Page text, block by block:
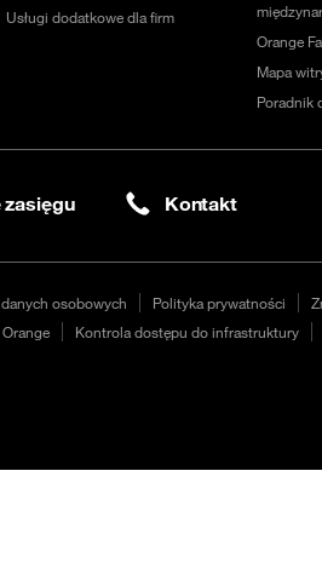
Usługi dodatkowe dla firm
Orange
Mapa
Poradnik
zasięgu Kontakt
osobowych Polityka prywatności
Kontrola dostępu do infrastruktury